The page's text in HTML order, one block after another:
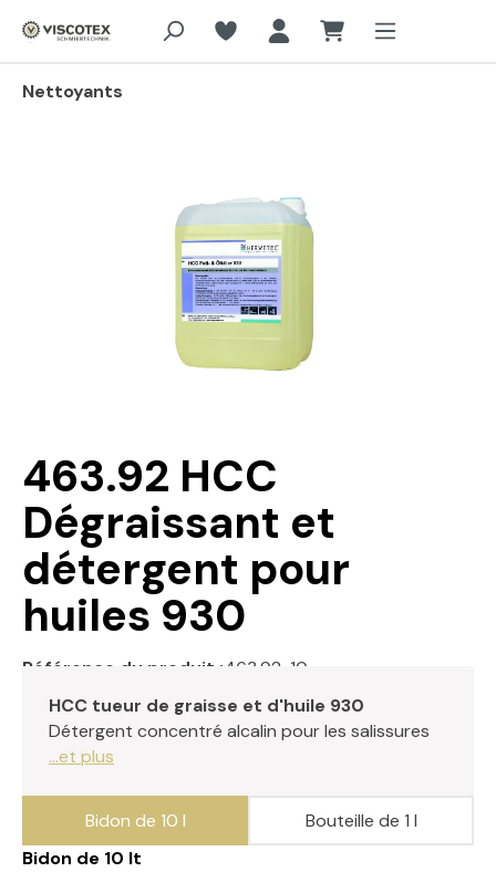
Aller au contenu principal
Nettoyants
463.92 HCC
Dégraissant et
détergent pour
huiles 930
Référence du produit : 463.92-10
HCC tueur de graisse et d'huile 930
Détergent concentré alcalin pour les salissures
...et plus
Bidon de 10 lt
Bidon de 10 l Bouteille de 1 l